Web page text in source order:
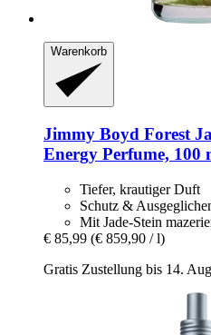
Warenkorb
Jimmy Boyd Forest
Energy Perfume, 100
Tiefer, krautiger Duft
Schutz &
Mit Jade-Stein
€ 85,99 (€ 859,90 / l)
Gratis Zustellung bis 14.